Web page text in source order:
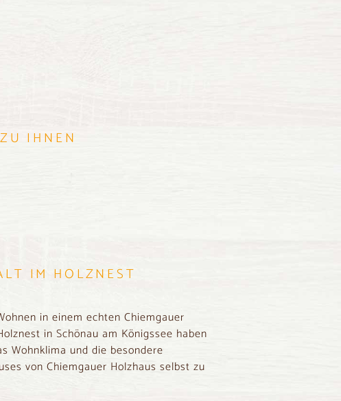
IHNEN
IM HOLZNEST
in einem echten Chiemgauer
in Schönau am Königssee haben
Wohnklima und die besondere
von Chiemgauer Holzhaus selbst zu